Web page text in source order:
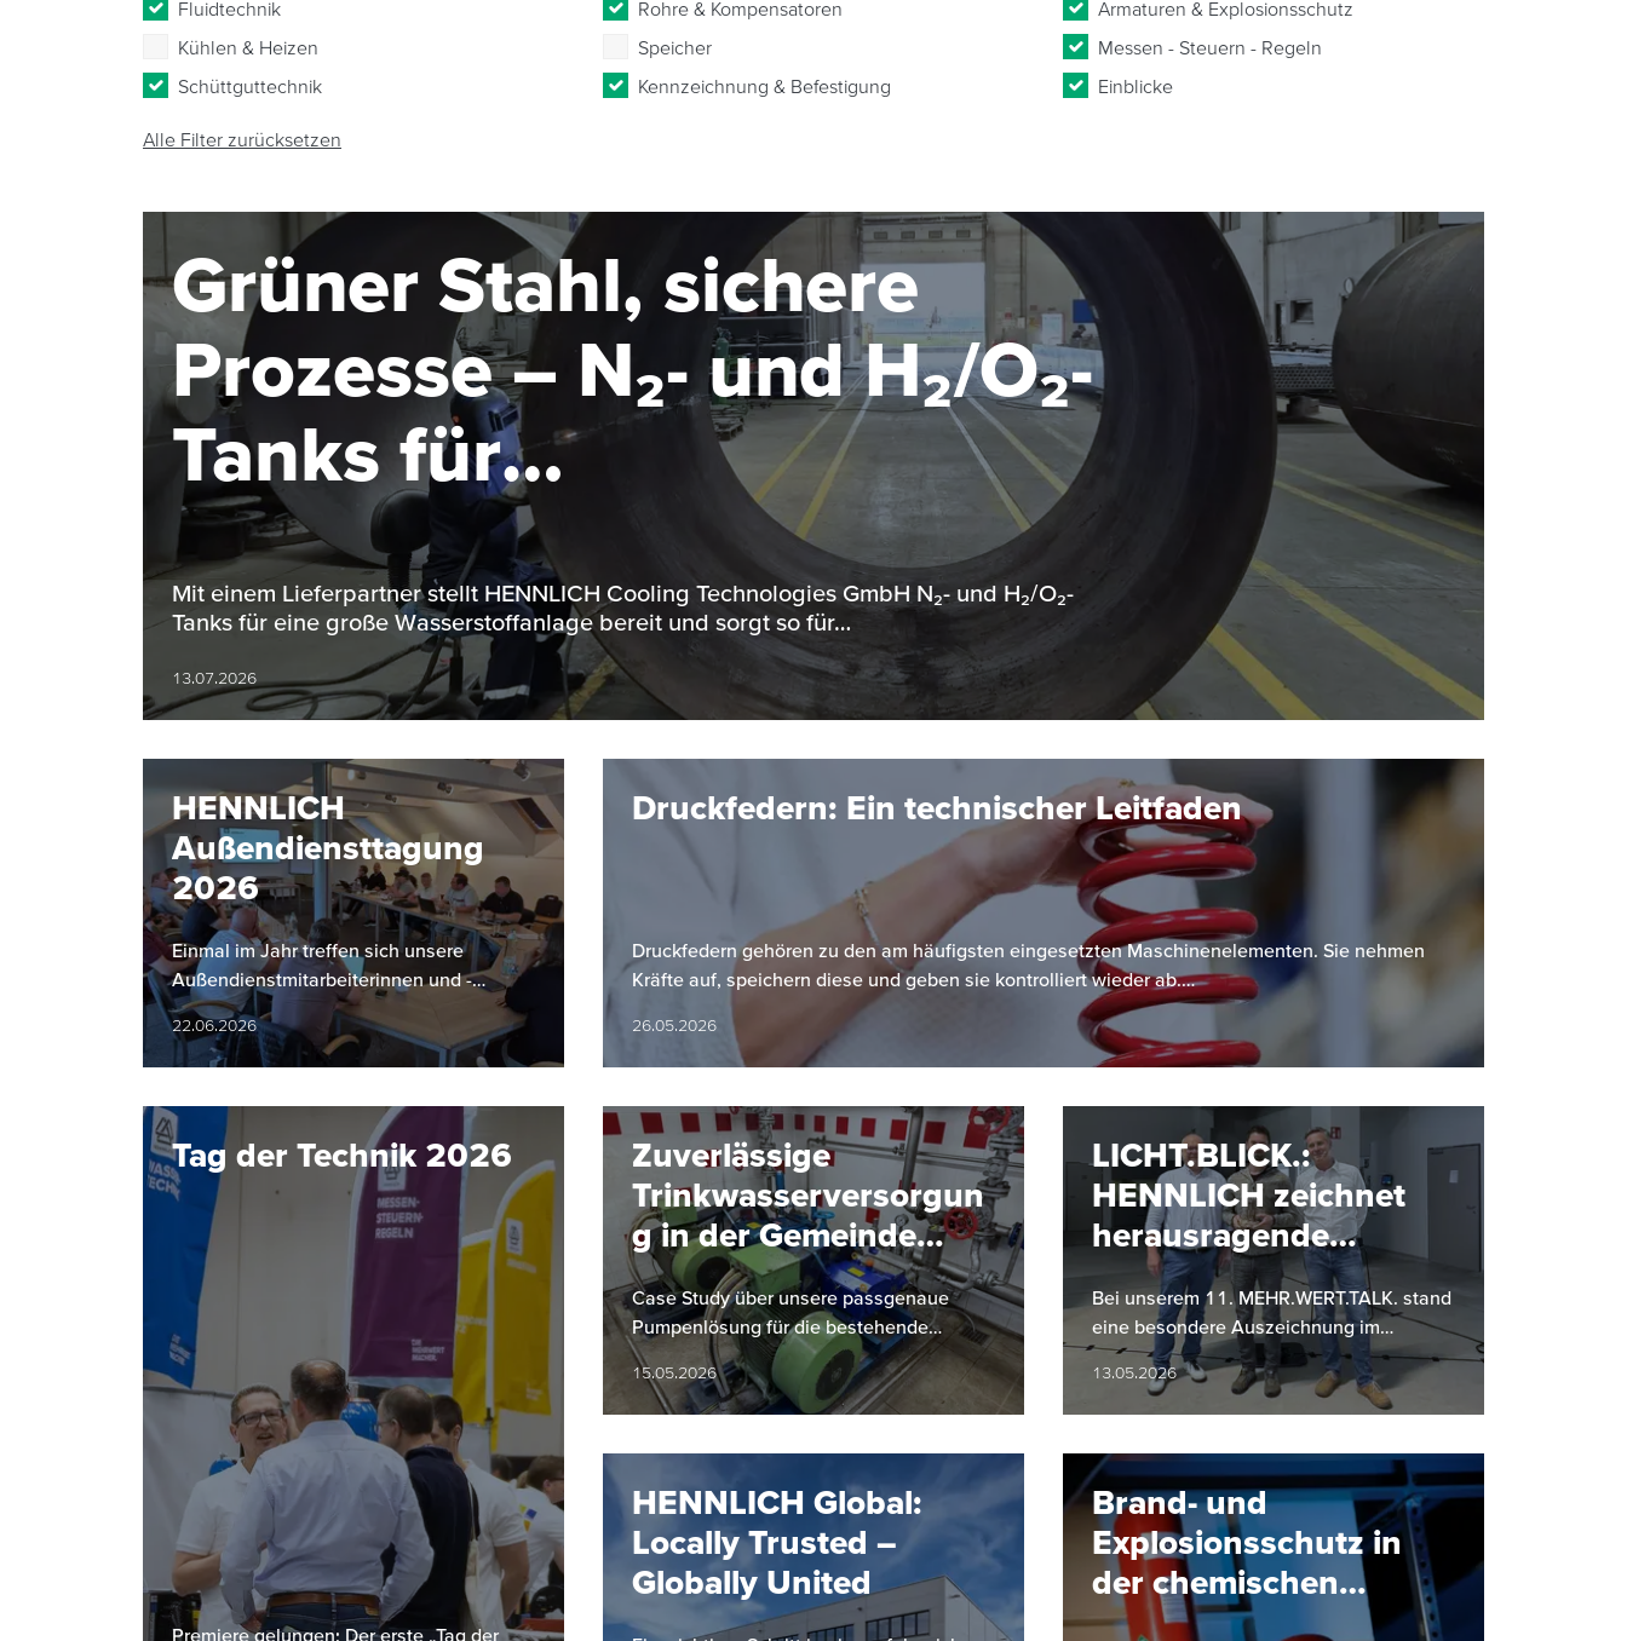
Fluidtechnik
Rohre & Kompensatoren
Armaturen & Explosionsschutz
Kühlen & Heizen
Speicher
Messen - Steuern - Regeln
Schüttguttechnik
Kennzeichnung & Befestigung Einblicke
Alle Filter zurücksetzen
Grüner Stahl, sichere
Prozesse – N₂- und H₂/O₂-
Tanks für
Elektrolyseanlage im MW-
Bereich
Mit einem Lieferpartner stellt HENNLICH Cooling Technologies GmbH N₂- und H₂/O₂-
Tanks für eine große Wasserstoffanlage bereit und sorgt so für…
13.07.2026
HENNLICH
Außendiensttagung
2026
Einmal im Jahr treffen sich unsere
Außendienstmitarbeiterinnen und -
mitarbeiter zu einer gemeinsamen
Tagung. Dabei stehen der Rückblick auf
das…
22.06.2026
Druckfedern: Ein technischer Leitfaden
Druckfedern gehören zu den am häufigsten eingesetzten Maschinenelementen. Sie nehmen
Kräfte auf, speichern diese und geben sie kontrolliert wieder ab.…
26.05.2026
Tag der Technik 2026
Premiere gelungen: Der erste „Tag der
Zuverlässige
Trinkwasserversorgun
g in der Gemeinde
Hinterstoder
Case Study über unsere passgenaue
Pumpenlösung für die bestehende
Infrastruktur der Gemeinde Hinterstoder
15.05.2026
LICHT.BLICK.:
HENNLICH zeichnet
herausragende
Projekte aus
Bei unserem 11. MEHR.WERT.TALK. stand
eine besondere Auszeichnung im
Mittelpunkt: Zum ersten Mal wurde im
Zuge von LICHT.BLICK. eines von drei…
13.05.2026
HENNLICH Global:
Locally Trusted –
Globally United
Brand- und
Explosionsschutz in
der chemischen
Industrie: Ein